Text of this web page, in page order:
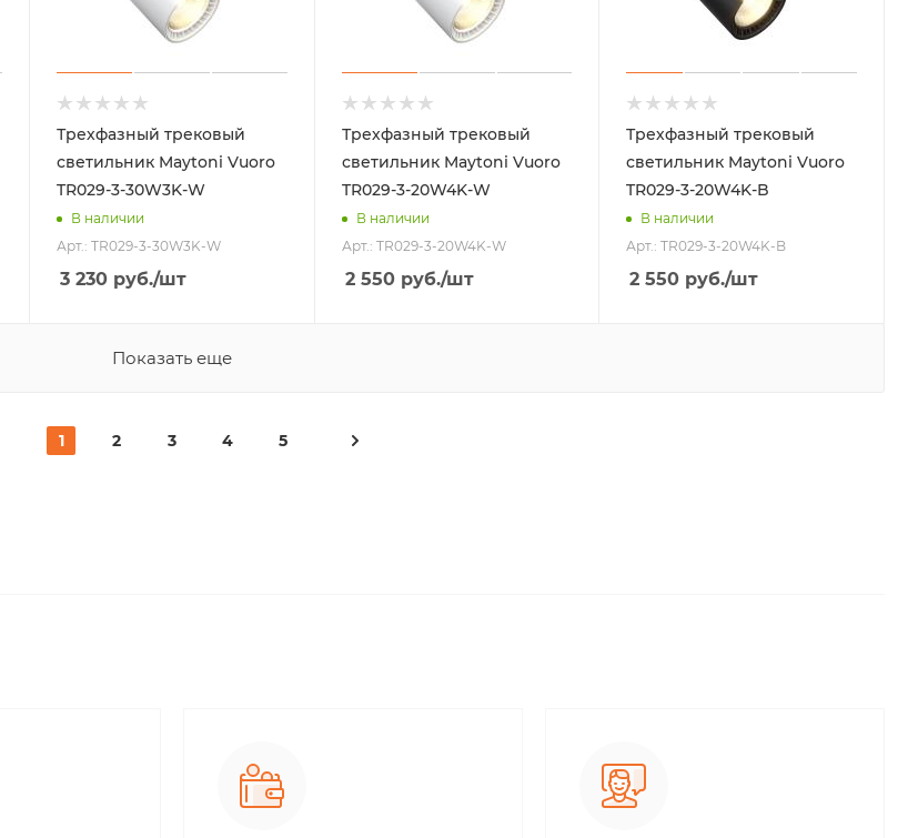
Трехфазный трековый
светильник Maytoni Vuoro
TR029-3-30W3K-W
В наличии
Арт.: TR029-3-30W3K-W
3 230 руб./шт
Трехфазный трековый
светильник Maytoni Vuoro
TR029-3-20W4K-W
В наличии
Арт.: TR029-3-20W4K-W
2 550руб./шт
Трехфазный трековый
светильник Maytoni Vuoro
TR029-3-20W4K-B
В наличии
Арт.: TR029-3-20W4K-B
2 550 руб./шт
Показать еще
1 2 3 4 5